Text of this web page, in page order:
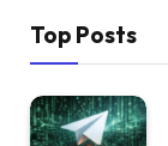
Top Posts